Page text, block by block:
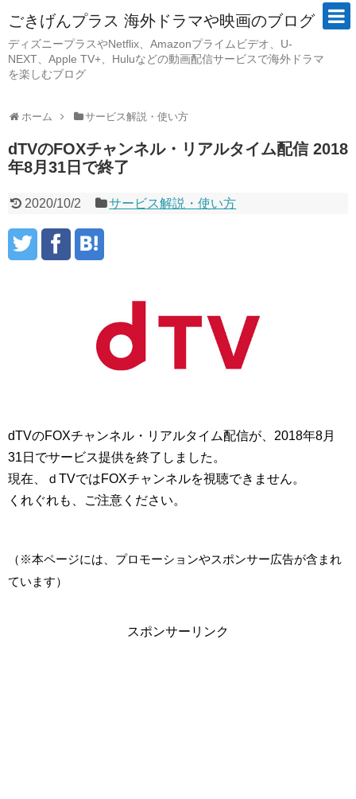
ごきげんプラス 海外ドラマや映画のブログ
ディズニープラスやNetflix、Amazonプライムビデオ、U-
NEXT、Apple TV+、Huluなどの動画配信サービスで海外ドラマ
を楽しむブログ
ホーム サービス解説・使い方
dTVのFOXチャンネル・リアルタイム配信 2018
年8月31日で終了
2020/10/2 サービス解説・使い方
dTVのFOXチャンネル・リアルタイム配信が、2018年8月
31日でサービス提供を終了しました。
現在、ｄTVではFOXチャンネルを視聴できません。
くれぐれも、ご注意ください。
（※本ページには、プロモーションやスポンサー広告が含まれ
ています）
スポンサーリンク